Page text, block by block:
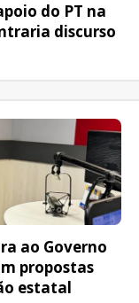
do PT na
discurso
ao Governo
propostas
estatal